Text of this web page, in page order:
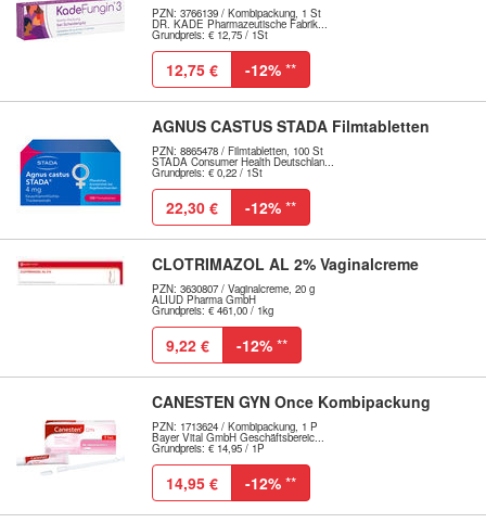
PZN: 3766139 / Kombipackung, 1 St
DR. KADE Pharmazeutische Fabrik...
Grundpreis: € 12,75 / 1St
12,75 € -12% **
AGNUS CASTUS STADA Filmtabletten
PZN: 8865478 / Filmtabletten, 100 St
STADA Consumer Health Deutschlan...
Grundpreis: € 0,22 / 1St
22,30 € -12% **
CLOTRIMAZOL AL 2% Vaginalcreme
PZN: 3630807 / Vaginalcreme, 20 g
ALIUD Pharma GmbH
Grundpreis: € 461,00 / 1kg
9,22 € -12% **
CANESTEN GYN Once Kombipackung
PZN: 1713624 / Kombipackung, 1 P
Bayer Vital GmbH Geschäftsbereic...
Grundpreis: € 14,95 / 1P
14,95 € -12% **